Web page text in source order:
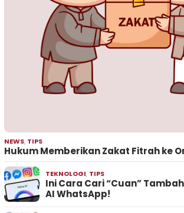
NEWS, TIPS
Hukum Memberikan Zakat Fitrah ke
TEKNOLOGI, TIPS
Ini Cara Cari “Cuan”
AI WhatsApp!